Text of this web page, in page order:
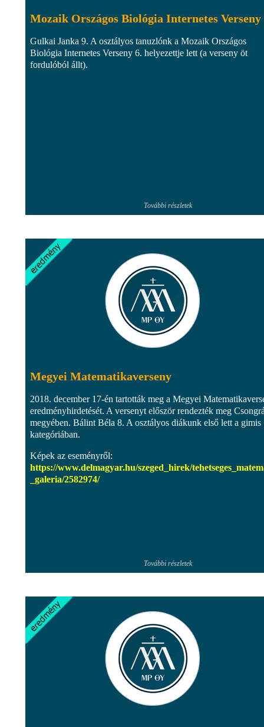
Mozaik Országos Biológia Internetes Verseny
Gulkai Janka 9. A osztályos tanuzlónk a Mozaik Országos
Biológia Internetes Verseny 6. helyezettje lett (a verseny öt
fordulóból állt).
További részletek
Megyei Matematikaverseny
2018. december 17-én tartották meg a Megyei
eredményhirdetését. A versenyt először rendezték meg
megyében. Bálint Béla 8. A osztályos diákunk első lett a gimis
kategóriában.
Képek az eseményről:
https://www.delmagyar.hu/szeged_hirek/
_galeria/2582974/
További részletek